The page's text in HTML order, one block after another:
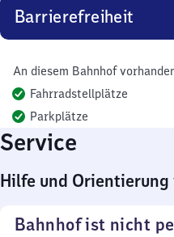
Barrierefreiheit
An diesem Bahnhof
Fahrradstellplätze
Parkplätze
Service
Hilfe und Orientierung
Bahnhof ist nicht